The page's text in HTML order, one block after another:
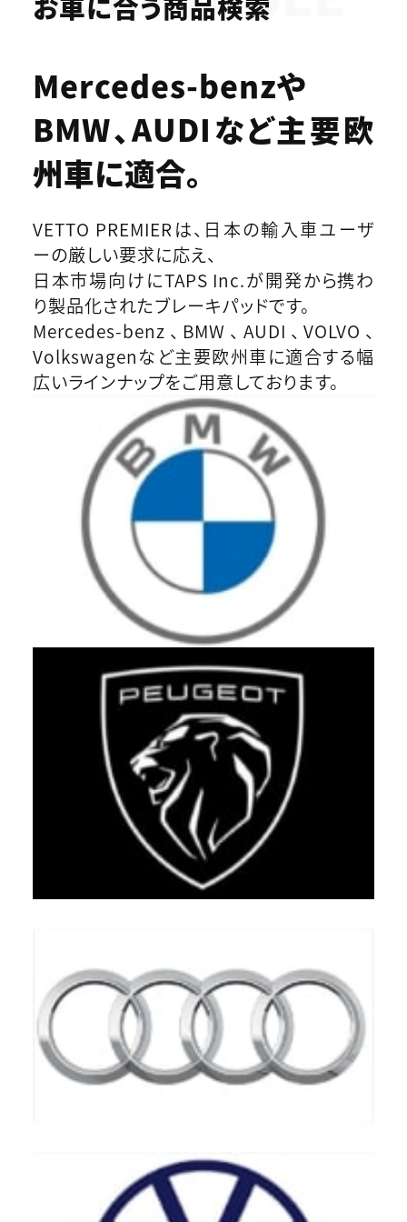
Mercedes-benzや
BMW、AUDIなど主要欧
州車に適合。
VETTO PREMIERは、日本の輸入車ユーザ
ーの厳しい要求に応え、
日本市場向けにTAPS Inc.が開発から携わ
り製品化されたブレーキパッドです。
Mercedes-benz、BMW、AUDI、VOLVO、
Volkswagenなど主要欧州車に適合する幅
広いラインナップをご用意しております。